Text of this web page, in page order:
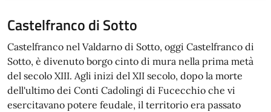
Castelfranco di Sotto
Castelfranco nel Valdarno di Sotto, oggi Castelfranco di
Sotto, è divenuto borgo cinto di mura nella prima metà
del secolo XIII. Agli inizi del XII secolo, dopo la morte
dell'ultimo dei Conti Cadolingi di Fucecchio che vi
esercitavano potere feudale, il territorio era passato